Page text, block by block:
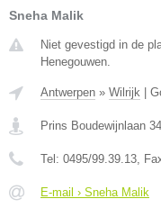
Sneha Malik
Niet gevestigd in de
Henegouwen.
Antwerpen » Wilrijk
Prins Boudewijnlaan
Tel: 0495/99.39.13 ,
E-mail › Sneha Malik